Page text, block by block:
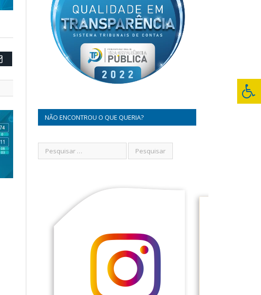
Email
NÃO ENCONTROU O QUE QUERIA?